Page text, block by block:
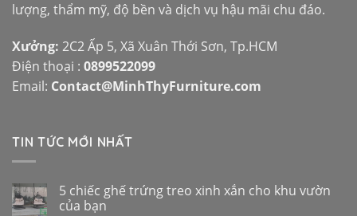
lượng, thẩm mỹ, độ bền và dịch vụ hậu mãi chu đáo.
Xưởng: 2C2 Ấp 5, Xã Xuân Thới Sơn, Tp.HCM
Điện thoại : 0899522099
Email: Contact@MinhThyFurniture.com
TIN TỨC MỚI NHẤT
5 chiếc ghế trứng treo xinh xắn cho khu vườn
của bạn